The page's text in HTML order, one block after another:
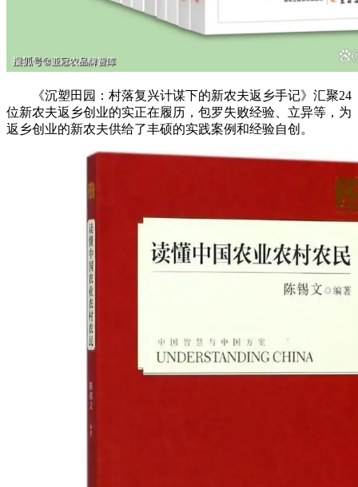
《沉塑田园：村落复兴计谋下的新农夫返乡手记》汇聚24
位新农夫返乡创业的实正在履历，包罗失败经验、立异等，为
返乡创业的新农夫供给了丰硕的实践案例和经验自创。